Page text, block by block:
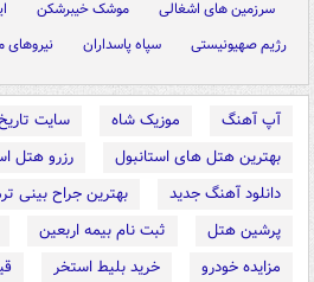
سرزمین های اشغالی موشک خیبرشکن
رژیم صهیونیستی
سپاه پاسداران نیرو‌های
آپ آهنگ موزیک شاه
سایت
بهترین هتل های استانبول
رزرو هتل
دانلود آهنگ جدید
بهترین جراح بینی
پرشین هتل
ثبت نام بیمه اربعین
مزایده خودرو
خرید بلیط استخر